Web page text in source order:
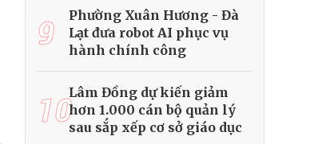
9
Phường Xuân Hương - Đà
Lạt đưa robot AI phục vụ
hành chính công
10Lâm Đồng dự kiến giảm
hơn 1.000 cán bộ quản lý
sau sắp xếp cơ sở giáo dục